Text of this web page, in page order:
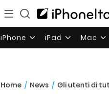
iPhone iPad Mac
Home / News / Gli utenti di